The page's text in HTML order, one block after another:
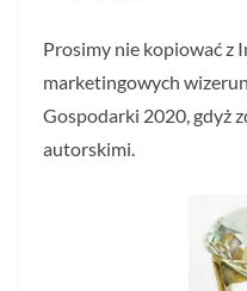
Prosimy nie kopiować z
marketingowych
Gospodarki 2020, gdyż
autorskimi.